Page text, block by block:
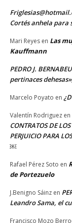
Cortés anhela para
Mari Reyes en Las
Kauffmann
PEDRO J.
pertinaces
Marcelo Poyato en
Valentín Rodriguez en
CONTRATOS DE
PERJUICIO PARA
￼
Rafael Pérez Soto en
de Portezuelo
J.Benigno Sáinz en
Leandro Sama, el
Francisco Mozo